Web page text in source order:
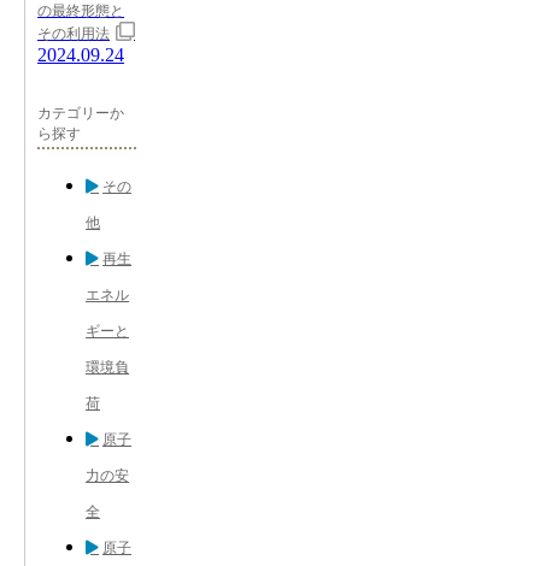
の最終形態と
その利用法
2024.09.24
カテゴリーか
ら探す
その
他
再生
エネル
ギーと
環境負
荷
原子
力の安
全
原子